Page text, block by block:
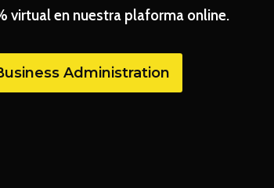
virtual en nuestra plaforma online.
Administration